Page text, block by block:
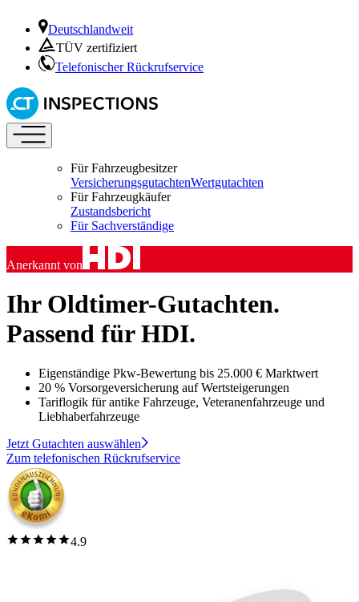
Deutschlandweit
TÜV zertifiziert
Telefonischer Rückrufservice
Für Fahrzeugbesitzer
VersicherungsgutachtenWertgutachten
Für Fahrzeugkäufer
Zustandsbericht
Für Sachverständige
Anerkannt von
Ihr Oldtimer-Gutachten.
Passend für HDI.
Eigenständige Pkw-Bewertung bis 25.000 € Marktwert
20 % Vorsorgeversicherung auf Wertsteigerungen
Tariflogik für antike Fahrzeuge, Veteranenfahrzeuge und
Liebhaberfahrzeuge
Jetzt Gutachten auswählen
Zum telefonischen Rückrufservice
4.9